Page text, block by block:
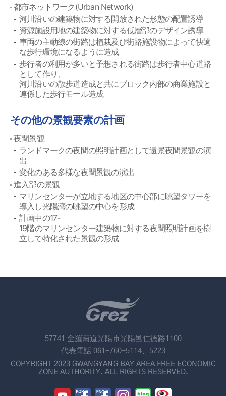
都市ネットワーク(Urban Network)
河川沿いの建築物に対する開放された形態の配置誘導
資源施設用地の建築物に対する低層部のデザイン誘導
車両の主動線の街路は植栽及び街路施設物によって快適
な歩行環境になるように造成
歩行者の利用が多いと予想される街路は歩行者中心道路
として作り、
河川沿いの散歩道造成と共にブロック内部の商業施設と
連係した歩行モール造成
その他の景観要素の計画
夜間景観
ランドマークの夜間の照明計画として遠景夜間景観の演
出
変化のある多様な夜間景観の演出
進入部の景観
マリンセンターが立地する地区の中心部に眺望タワーを
導入し光陽湾の眺望の中心を形成
計画中の17-
19階のマリンセンター建築物に対する夜間照明計画を樹
立して特化された景観の形成
57741 全羅南道光陽市光陽邑仁徳路1100
代表電話 061-760-5114、5223
COPYRIGHT 2023 GWANGYANG BAY AREA FREE ECONOMIC
ZONE AUTHORITY. ALL RIGHTS RESERVED.